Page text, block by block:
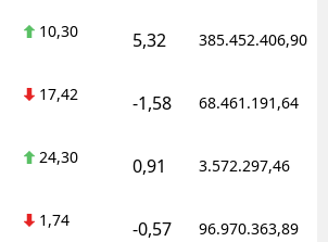
10,30 5,32 385.452.406,90
17,42 -1,58 68.461.191,64
24,30 0,91 3.572.297,46
1,74 -0,57 96.970.363,89